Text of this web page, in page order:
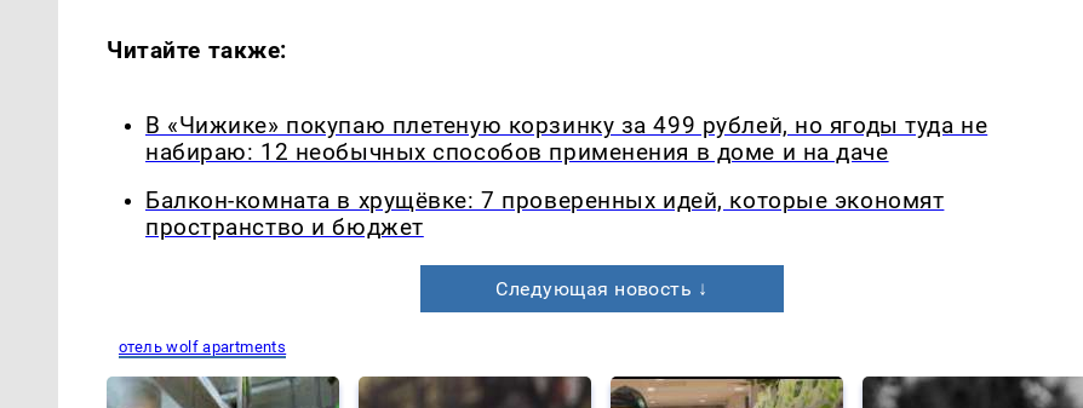
Читайте также:
В «Чижике» покупаю плетеную корзинку за 499 рублей, но ягоды туда не
набираю: 12 необычных способов применения в доме и на даче
Балкон-комната в хрущёвке: 7 проверенных идей, которые экономят
пространство и бюджет
Следующая новость ↓
отель wolf apartments